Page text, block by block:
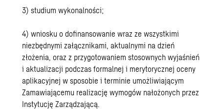
3) studium wykonalności;
4) wniosku o dofinansowanie wraz ze wszystkimi
niezbędnymi załącznikami, aktualnymi na dzień
złożenia, oraz z przygotowaniem stosownych wyjaśnień
i aktualizacji podczas formalnej i merytorycznej oceny
aplikacyjnej w sposobie i terminie umożliwiającym
Zamawiającemu realizację wymogów nałożonych przez
Instytucję Zarządzającą.